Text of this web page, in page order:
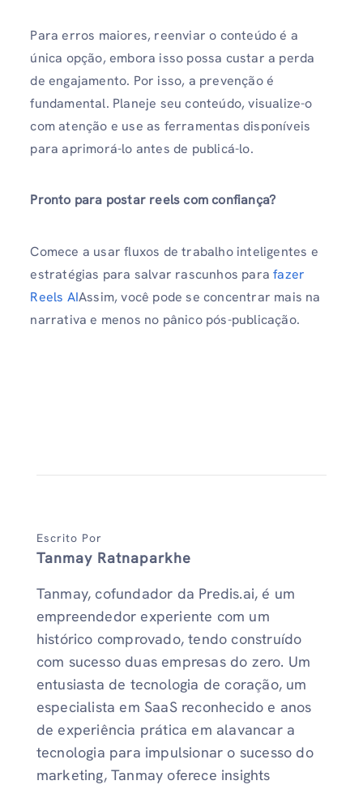
Para erros maiores, reenviar o conteúdo é a
única opção, embora isso possa custar a perda
de engajamento. Por isso, a prevenção é
fundamental. Planeje seu conteúdo, visualize-o
com atenção e use as ferramentas disponíveis
para aprimorá-lo antes de publicá-lo.
Pronto para postar reels com confiança?
Comece a usar fluxos de trabalho inteligentes e
estratégias para salvar rascunhos parafazer
Reels AIAssim, você pode se concentrar mais na
narrativa e menos no pânico pós-publicação.
Escrito Por
Tanmay Ratnaparkhe
Tanmay, cofundador da Predis.ai, é um
empreendedor experiente com um
histórico comprovado, tendo construído
com sucesso duas empresas do zero. Um
entusiasta de tecnologia de coração, um
especialista em SaaS reconhecido e anos
de experiência prática em alavancar a
tecnologia para impulsionar o sucesso do
marketing, Tanmay oferece insights